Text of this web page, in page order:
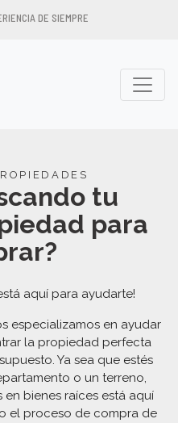
DE SIEMPRE
tu
para
aquí para ayudarte!
especializamos en ayudar
la propiedad perfecta
Ya sea que estés
o un terreno,
bienes raíces está aquí
el proceso de compra de